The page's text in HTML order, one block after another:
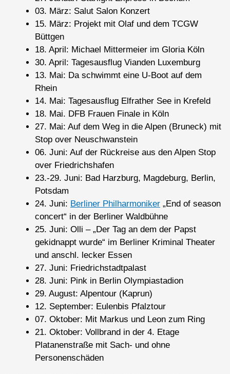
03. März: Salut Salon Konzert
15. März: Projekt mit Olaf und dem TCGW
Büttgen
18. April: Michael Mittermeier im Gloria Köln
30. April: Tagesausflug Vianden Luxemburg
13. Mai: Da schwimmt eine U-Boot auf dem
Rhein
14. Mai: Tagesausflug Elfrather See in Krefeld
18. Mai. DFB Frauen Finale in Köln
27. Mai: Auf dem Weg in die Alpen (Bruneck) mit
Stop over Neuschwanstein
06. Juni: Auf der Rückreise aus den Alpen Stop
over Friedrichshafen
23.-29. Juni: Bad Harzburg, Magdeburg, Berlin,
Potsdam
24. Juni: Berliner Philharmoniker „End of season
concert“ in der Berliner Waldbühne
25. Juni: Olli – „Der Tag an dem der Papst
gekidnappt wurde“ im Berliner Kriminal Theater
und anschl. lecker Essen
27. Juni: Friedrichstadtpalast
28. Juni: Pink in Berlin Olympiastadion
29. August: Alpentour (Kaprun)
12. September: Eulenbis Pfalztour
07. Oktober: Mit Markus und Leon zum Ring
21. Oktober: Vollbrand in der 4. Etage
Platanenstraße mit Sach- und ohne
Personenschäden